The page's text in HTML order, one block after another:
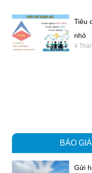
Tiêu
nhỏ
4
BÁO
Gửi